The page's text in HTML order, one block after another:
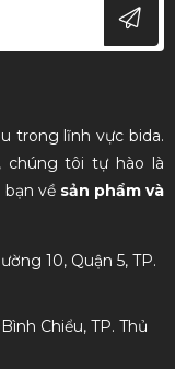
trong lĩnh vực bida.
chúng tôi tự hào là
bạn về sản phẩm và
10, Quận 5, TP.
Chiểu, TP. Thủ